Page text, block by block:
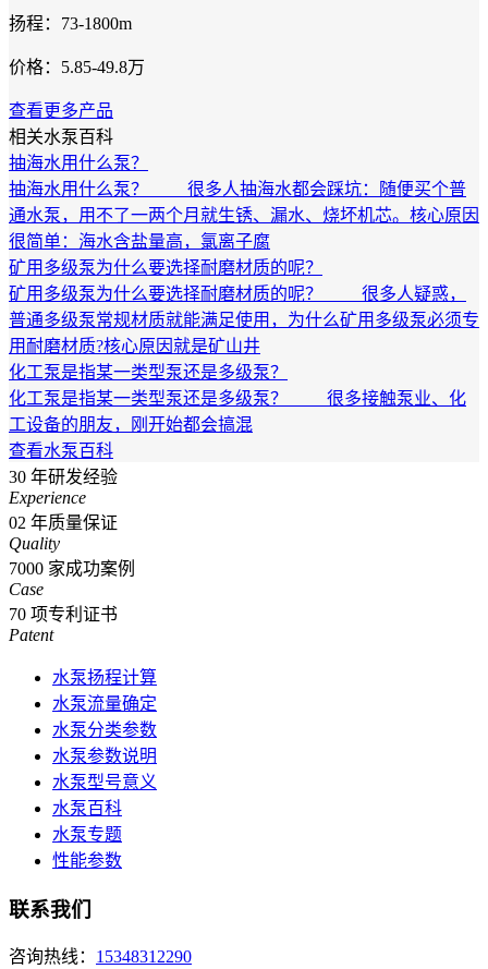
扬程：73-1800m
价格：5.85-49.8万
查看更多产品
相关水泵百科
抽海水用什么泵？
抽海水用什么泵？ 很多人抽海水都会踩坑：随便买个普
通水泵，用不了一两个月就生锈、漏水、烧坏机芯。核心原因
很简单：海水含盐量高，氯离子腐
矿用多级泵为什么要选择耐磨材质的呢？
矿用多级泵为什么要选择耐磨材质的呢？ 很多人疑惑，
普通多级泵常规材质就能满足使用，为什么矿用多级泵必须专
用耐磨材质?核心原因就是矿山井
化工泵是指某一类型泵还是多级泵？
化工泵是指某一类型泵还是多级泵？ 很多接触泵业、化
工设备的朋友，刚开始都会搞混
查看水泵百科
30 年研发经验
Experience
02 年质量保证
Quality
7000 家成功案例
Case
70 项专利证书
Patent
水泵扬程计算
水泵流量确定
水泵分类参数
水泵参数说明
水泵型号意义
水泵百科
水泵专题
性能参数
联系我们
咨询热线： 15348312290